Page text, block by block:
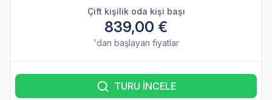
Çift kişilik oda kişi başı
839,00 €
'dan başlayan fiyatlar
TURU İNCELE